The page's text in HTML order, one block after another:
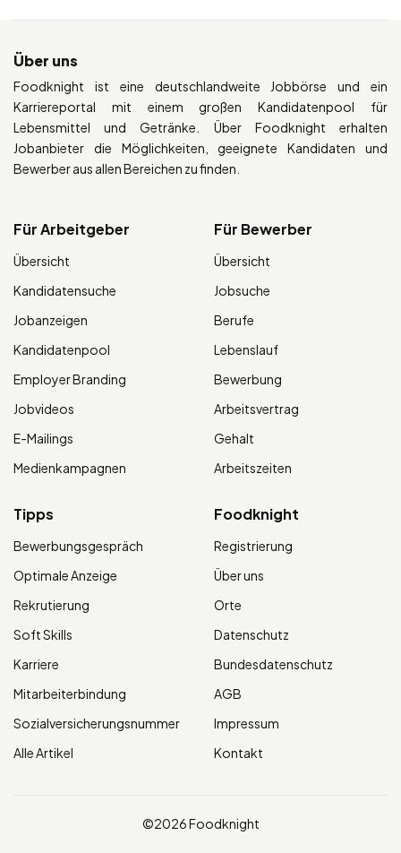
Über uns
Foodknight ist eine deutschlandweite Jobbörse und ein
Karriereportal mit einem großen Kandidatenpool für
Lebensmittel und Getränke. Über Foodknight erhalten
Jobanbieter die Möglichkeiten, geeignete Kandidaten und
Bewerber aus allen Bereichen zu finden.
Für Arbeitgeber
Übersicht
Kandidatensuche
Jobanzeigen
Kandidatenpool
Employer Branding
Jobvideos
E-Mailings
Medienkampagnen
Für Bewerber
Übersicht
Jobsuche
Berufe
Lebenslauf
Bewerbung
Arbeitsvertrag
Gehalt
Arbeitszeiten
Tipps
Bewerbungsgespräch
Optimale Anzeige
Rekrutierung
Soft Skills
Karriere
Mitarbeiterbindung
Sozialversicherungsnummer
Alle Artikel
Foodknight
Registrierung
Über uns
Orte
Datenschutz
Bundesdatenschutz
AGB
Impressum
Kontakt
©2026 Foodknight